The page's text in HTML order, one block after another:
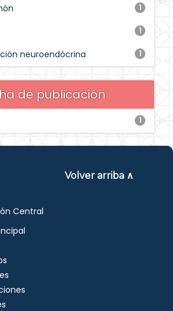
1
1
1
neuroendócrina
de publicación
1
Volver arriba ∧
Central